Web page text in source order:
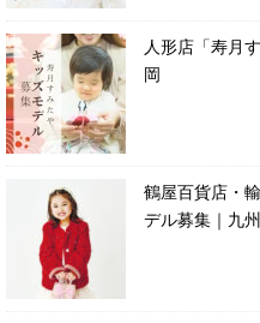
人形店「寿月
岡
鶴屋百貨店・
デル募集｜九